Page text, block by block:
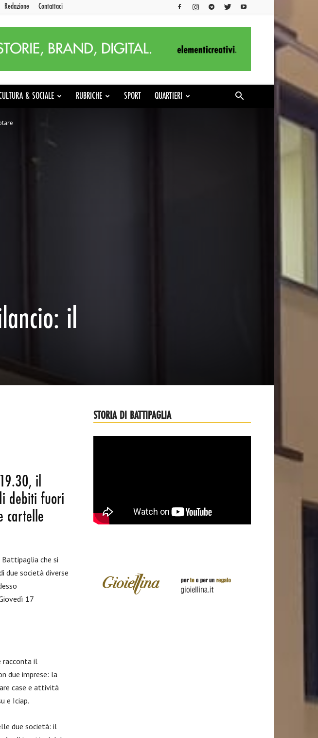
Redazione Contattaci
& SOCIALE RUBRICHE SPORT QUARTIERI
il
il
debiti fuori
cartelle
che si
due società diverse
17
racconta il
due imprese: la
case e attività
e Iciap.
due società: il
STORIA DI BATTIPAGLIA